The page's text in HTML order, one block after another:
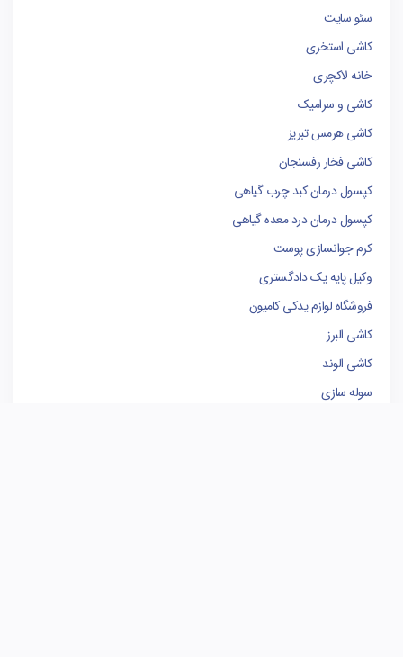
سئو سایت
کاشی استخری
خانه لاکچری
کاشی و سرامیک
کاشی هرمس تبریز
کاشی فخار رفسنجان
کپسول درمان کبد چرب گیاهی
کپسول درمان درد معده گیاهی
کرم جوانسازی پوست
وکیل پایه یک دادگستری
فروشگاه لوازم یدکی کامیون
کاشی البرز
کاشی الوند
سوله سازی